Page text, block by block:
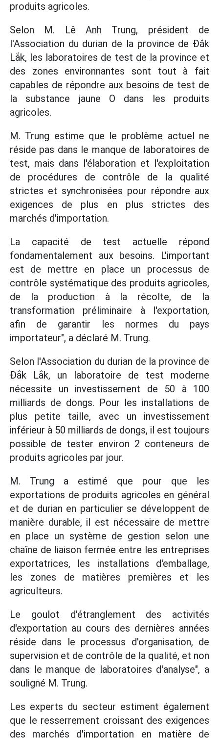
produits agricoles.
Selon M. Lê Anh Trung, président de
l'Association du durian de la province de Đắk
Lắk, les laboratoires de test de la province et
des zones environnantes sont tout à fait
capables de répondre aux besoins de test de
la substance jaune O dans les produits
agricoles.
M. Trung estime que le problème actuel ne
réside pas dans le manque de laboratoires de
test, mais dans l'élaboration et l'exploitation
de procédures de contrôle de la qualité
strictes et synchronisées pour répondre aux
exigences de plus en plus strictes des
marchés d'importation.
La capacité de test actuelle répond
fondamentalement aux besoins. L'important
est de mettre en place un processus de
contrôle systématique des produits agricoles,
de la production à la récolte, de la
transformation préliminaire à l'exportation,
afin de garantir les normes du pays
importateur", a déclaré M. Trung.
Selon l'Association du durian de la province de
Đắk Lắk, un laboratoire de test moderne
nécessite un investissement de 50 à 100
milliards de dongs. Pour les installations de
plus petite taille, avec un investissement
inférieur à 50 milliards de dongs, il est toujours
possible de tester environ 2 conteneurs de
produits agricoles par jour.
M. Trung a estimé que pour que les
exportations de produits agricoles en général
et de durian en particulier se développent de
manière durable, il est nécessaire de mettre
en place un système de gestion selon une
chaîne de liaison fermée entre les entreprises
exportatrices, les installations d'emballage,
les zones de matières premières et les
agriculteurs.
Le goulot d'étranglement des activités
d'exportation au cours des dernières années
réside dans le processus d'organisation, de
supervision et de contrôle de la qualité, et non
dans le manque de laboratoires d'analyse", a
souligné M. Trung.
Les experts du secteur estiment également
que le resserrement croissant des exigences
des marchés d'importation en matière de